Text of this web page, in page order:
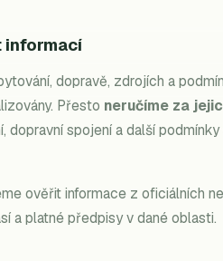
informací
dopravě, zdrojích a
Přesto neručíme za
dopravní spojení a další
ověřit informace z oficiálních
a platné předpisy v dané oblasti.